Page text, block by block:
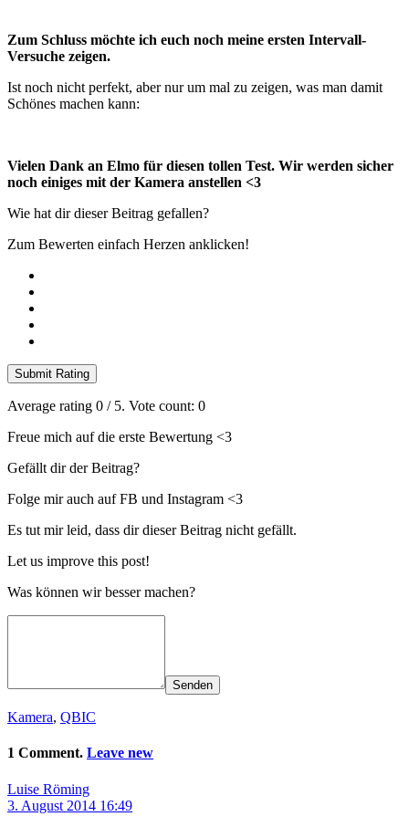
Zum Schluss möchte ich euch noch meine ersten Intervall-
Versuche zeigen.
Ist noch nicht perfekt, aber nur um mal zu zeigen, was man damit
Schönes machen kann:
Vielen Dank an Elmo für diesen tollen Test. Wir werden sicher
noch einiges mit der Kamera anstellen <3
Wie hat dir dieser Beitrag gefallen?
Zum Bewerten einfach Herzen anklicken!
Submit Rating
Average rating 0 / 5. Vote count: 0
Freue mich auf die erste Bewertung <3
Gefällt dir der Beitrag?
Folge mir auch auf FB und Instagram <3
Es tut mir leid, dass dir dieser Beitrag nicht gefällt.
Let us improve this post!
Was können wir besser machen?
Senden
Kamera, QBIC
1 Comment. Leave new
Luise Röming
3. August 2014 16:49